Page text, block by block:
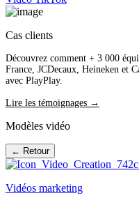
Cas clients
Découvrez comment + 3 000
France, JCDecaux, Heineken et
avec PlayPlay.
Lire les témoignages →
Modèles vidéo
← Retour
Vidéos marketing